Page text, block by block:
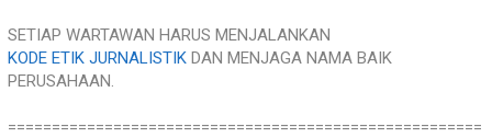
SETIAP WARTAWAN HARUS MENJALANKAN
KODE ETIK JURNALISTIK DAN MENJAGA NAMA BAIK
PERUSAHAAN.
======================================================